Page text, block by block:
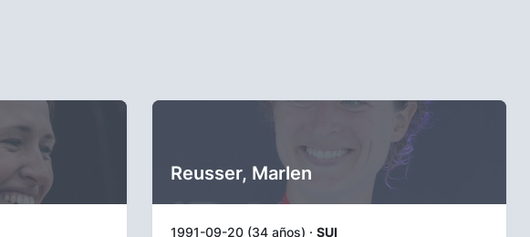
Reusser, Marlen
1991-09-20 (34 años) · SUI